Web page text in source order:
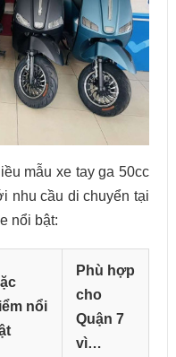
mẫu xe tay ga 50cc
nhu cầu di chuyển tại
nổi bật:
nổi
Phù hợp
cho
Quận 7
vì…